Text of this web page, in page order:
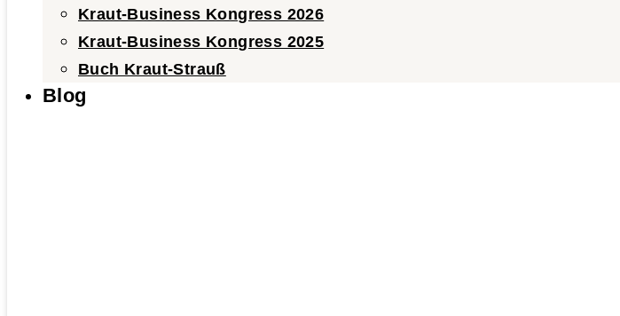
Kraut-Business Kongress 2026
Kraut-Business Kongress 2025
Buch Kraut-Strauß
Blog